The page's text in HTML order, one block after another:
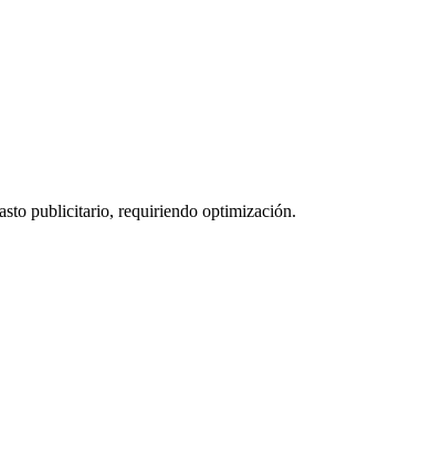
publicitario, requiriendo optimización.